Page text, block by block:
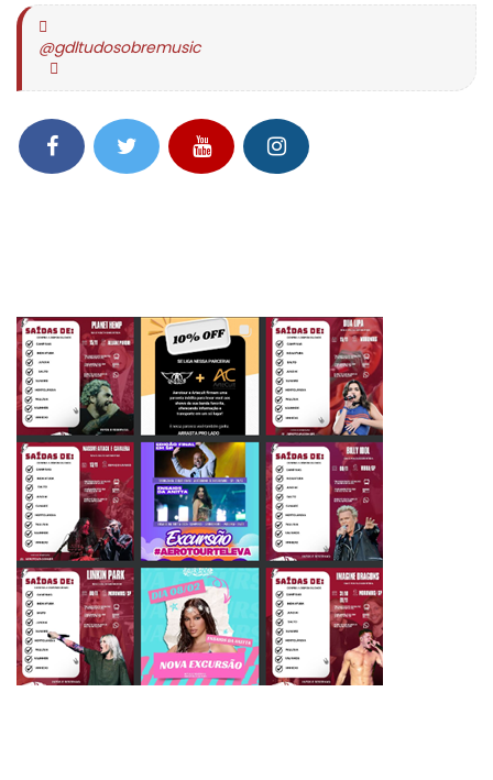
@gdltudosobremusic